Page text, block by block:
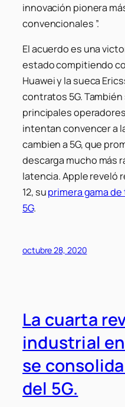
innovación pionera
convencionales ”.
El acuerdo es una
estado compitiendo
Huawei y la sueca
contratos 5G.
principales
intentan convencer a
cambien a 5G, que
descarga mucho más
latencia. Apple reveló
12, suprimera gama
5G.
octubre 28, 2020
La cuarta
industrial
se
del 5G.